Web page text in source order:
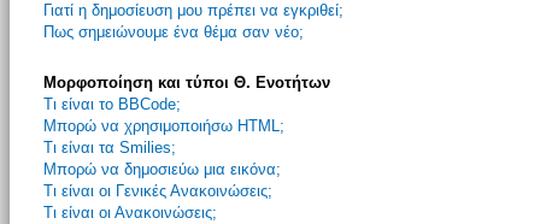
Γιατί η δημοσίευση μου πρέπει να εγκριθεί;
Πως σημειώνουμε ένα θέμα σαν νέο;
Μορφοποίηση και τύποι Θ. Ενοτήτων
Τι είναι το BBCode;
Μπορώ να χρησιμοποιήσω HTML;
Τι είναι τα Smilies;
Μπορώ να δημοσιεύω μια εικόνα;
Τι είναι οι Γενικές Ανακοινώσεις;
Τι είναι οι Ανακοινώσεις;